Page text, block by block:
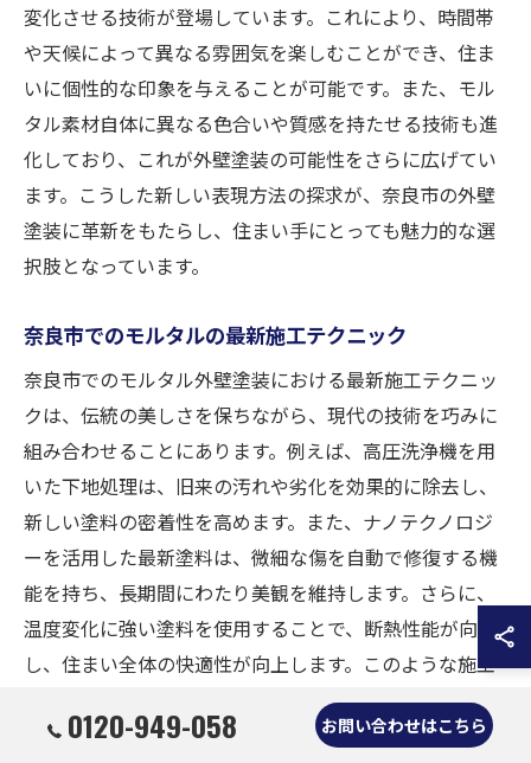
変化させる技術が登場しています。これにより、時間帯
や天候によって異なる雰囲気を楽しむことができ、住ま
いに個性的な印象を与えることが可能です。また、モル
タル素材自体に異なる色合いや質感を持たせる技術も進
化しており、これが外壁塗装の可能性をさらに広げてい
ます。こうした新しい表現方法の探求が、奈良市の外壁
塗装に革新をもたらし、住まい手にとっても魅力的な選
択肢となっています。
奈良市でのモルタルの最新施工テクニック
奈良市でのモルタル外壁塗装における最新施工テクニッ
クは、伝統の美しさを保ちながら、現代の技術を巧みに
組み合わせることにあります。例えば、高圧洗浄機を用
いた下地処理は、旧来の汚れや劣化を効果的に除去し、
新しい塗料の密着性を高めます。また、ナノテクノロジ
ーを活用した最新塗料は、微細な傷を自動で修復する機
能を持ち、長期間にわたり美観を維持します。さらに、
温度変化に強い塗料を使用することで、断熱性能が向上
し、住まい全体の快適性が向上します。このような施工
テクニックの進化により、奈良市の住まいは、より持続
可能で快適な空間に生まれ変わっています。
0120-949-058 お問い合わせはこちら